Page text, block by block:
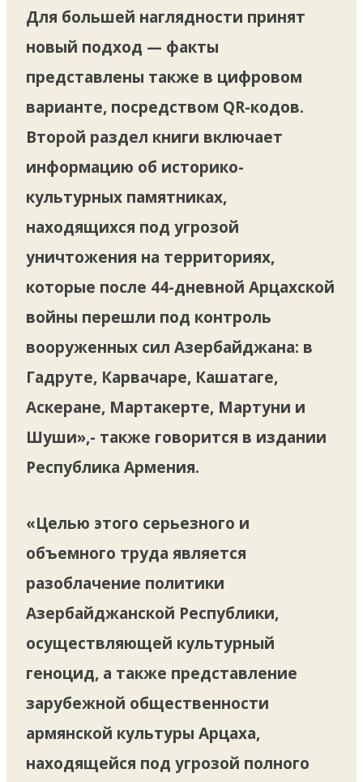
Для большей наглядности принят
новый подход — факты
представлены также в цифровом
варианте, посредством QR-кодов.
Второй раздел книги включает
информацию об историко-
культурных памятниках,
находящихся под угрозой
уничтожения на территориях,
которые после 44-дневной Арцахской
войны перешли под контроль
вооруженных сил Азербайджана: в
Гадруте, Карвачаре, Кашатаге,
Аскеране, Мартакерте, Мартуни и
Шуши»,- также говорится в издании
Республика Армения.
«Целью этого серьезного и
объемного труда является
разоблачение политики
Азербайджанской Республики,
осуществляющей культурный
геноцид, а также представление
зарубежной общественности
армянской культуры Арцаха,
находящейся под угрозой полного